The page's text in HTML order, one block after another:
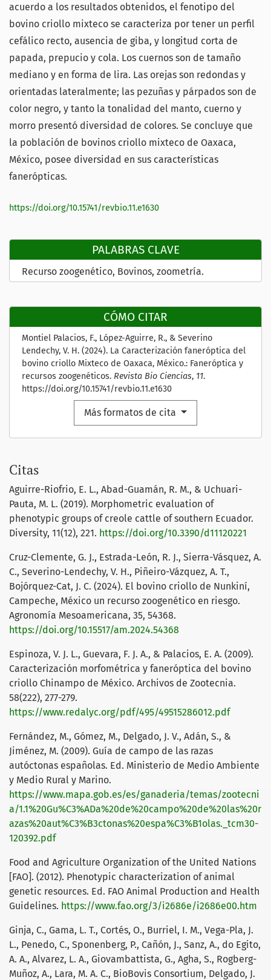
PALABRAS CLAVE
Recurso zoogenético Bovinos zoometría.
CÓMO CITAR
Montiel Palacios, F., López-Aguirre, R., & Severino
Lendechy, V. H. (2024). La Caracterización faneróptica del
bovino criollo Mixteco de Oaxaca, México.: Faneróptica y
recursos zoogenéticos. Revista Bio Ciencias, 11.
https://doi.org/10.15741/revbio.11.e1630
Más formatos de cita
acuerdo a los resultados obtenidos, el fenotipo del
bovino criollo mixteco se caracteriza por tener un perfil
cefálico recto, ausencia de giba, y longitud corta de
papada, prepucio y cola. Los cuernos son de tamaño
mediano y en forma de lira. Las orejas son redondas y
orientadas lateralmente; las pezuñas y párpados son de
color negro, y tanto la tonalidad del manto, cuerno y
morro presentó diversidad de colores. Se concluye que
la población de bovinos criollo mixteco de Oaxaca,
México, posee diversidad en sus características
fanerópticas.
https://doi.org/10.15741/revbio.11.e1630
Citas
Aguirre-Riofrio, E. L., Abad-Guamán, R. M., & Uchuari-
Pauta, M. L. (2019). Morphometric evaluation of
phenotypic groups of creole cattle of southern Ecuador.
Diversity, 11(12), 221. https://doi.org/10.3390/d11120221
Cruz-Clemente, G. J., Estrada-León, R. J., Sierra-Vásquez, A.
C., Severino-Lendechy, V. H., Piñeiro-Vázquez, A. T.,
Bojórquez-Cat, J. C. (2024). El bovino criollo de Nunkiní,
Campeche, México un recurso zoogenético en riesgo.
Agronomía Mesoamericana, 35, 54368.
https://doi.org/10.15517/am.2024.54368
Espinoza, V. J. L., Guevara, F. J. A., & Palacios, E. A. (2009).
Caracterización morfométrica y faneróptica del bovino
criollo Chinampo de México. Archivos de Zootecnia.
58(222), 277-279.
https://www.redalyc.org/pdf/495/49515286012.pdf
Fernández, M., Gómez, M., Delgado, J. V., Adán, S., &
Jiménez, M. (2009). Guía de campo de las razas
autóctonas españolas. Ed. Ministerio de Medio Ambiente
y Medio Rural y Marino.
https://www.mapa.gob.es/es/ganaderia/temas/zootecni
a/1.1%20Gu%C3%ADa%20de%20campo%20de%20las%20r
azas%20aut%C3%B3ctonas%20espa%C3%B1olas._tcm30-
120392.pdf
Food and Agriculture Organization of the United Nations
[FAO]. (2012). Phenotypic characterization of animal
genetic resources. Ed. FAO Animal Production and Health
Guidelines. https://www.fao.org/3/i2686e/i2686e00.htm
Ginja, C., Gama, L. T., Cortés, O., Burriel, I. M., Vega-Pla, J.
L., Penedo, C., Sponenberg, P., Cañón, J., Sanz, A., do Egito,
A. A., Alvarez, L. A., Giovambattista, G., Agha, S., Rogberg-
Muñoz, A., Lara, M. A. C., BioBovis Consortium, Delgado, J.